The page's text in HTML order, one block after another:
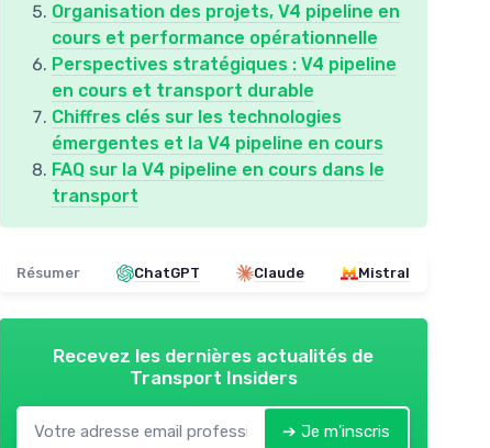
Organisation des projets, V4 pipeline en
cours et performance opérationnelle
Perspectives stratégiques : V4 pipeline
en cours et transport durable
Chiffres clés sur les technologies
émergentes et la V4 pipeline en cours
FAQ sur la V4 pipeline en cours dans le
transport
Résumer ChatGPT Claude Mistral
Recevez les dernières actualités de
Transport Insiders
➔ Je m'inscris